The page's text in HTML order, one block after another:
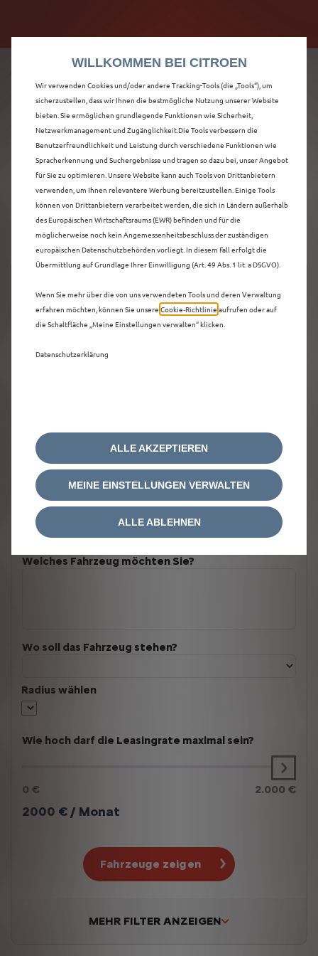
ENTDECKEN SIE ALLE
NEUER C5 AIRCROSS
IN AACHEN
Welches Fahrzeug möchten Sie?
Wo soll das Fahrzeug stehen?
Radius wählen
Wie hoch darf die Leasingrate maximal sein?
0 € 2.000 €
2000 € / Monat
Fahrzeuge zeigen
MEHR FILTER ANZEIGEN
WILLKOMMEN BEI CITROEN
Wir verwenden Cookies und/oder andere Tracking-Tools (die „Tools“), um
sicherzustellen, dass wir Ihnen die bestmögliche Nutzung unserer Website
bieten. Sie ermöglichen grundlegende Funktionen wie Sicherheit,
Netzwerkmanagement und Zugänglichkeit.Die Tools verbessern die
Benutzerfreundlichkeit und Leistung durch verschiedene Funktionen wie
Spracherkennung und Suchergebnisse und tragen so dazu bei, unser Angebot
für Sie zu optimieren. Unsere Website kann auch Tools von Drittanbietern
verwenden, um Ihnen relevantere Werbung bereitzustellen. Einige Tools
können von Drittanbietern verarbeitet werden, die sich in Ländern außerhalb
des Europäischen Wirtschaftsraums (EWR) befinden und für die
möglicherweise noch kein Angemessenheitsbeschluss der zuständigen
europäischen Datenschutzbehörden vorliegt. In diesem Fall erfolgt die
Übermittlung auf Grundlage Ihrer Einwilligung (Art. 49 Abs. 1 lit. a DSGVO).
Wenn Sie mehr über die von uns verwendeten Tools und deren Verwaltung
erfahren möchten, können Sie unsere Cookie‑Richtlinie aufrufen oder auf
die Schaltfläche „Meine Einstellungen verwalten“ klicken.
Datenschutzerklärung
MEINE EINSTELLUNGEN VERWALTEN
ALLE AKZEPTIEREN
ALLE ABLEHNEN